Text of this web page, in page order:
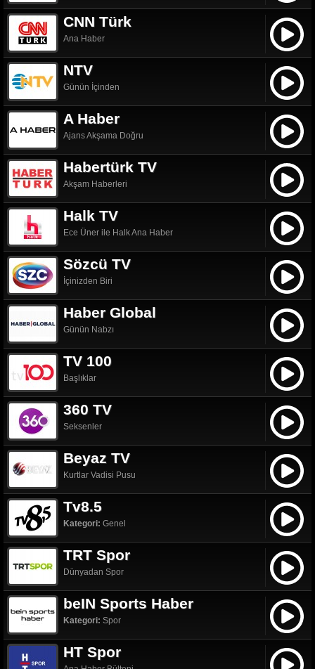
CNN Türk
Ana Haber
NTV
Günün İçinden
A Haber
Ajans Akşama Doğru
Habertürk TV
Akşam Haberleri
Halk TV
Ece Üner ile Halk Ana Haber
Sözcü TV
İçinizden Biri
Haber Global
Günün Nabzı
TV 100
Başlıklar
360 TV
Seksenler
Beyaz TV
Kurtlar Vadisi Pusu
Tv8.5
Kategori: Genel
TRT Spor
Dünyadan Spor
beIN Sports Haber
Kategori: Spor
HT Spor